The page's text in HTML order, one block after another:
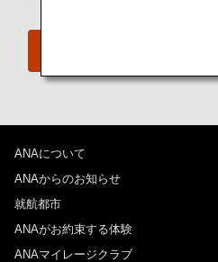
ANAについて
ANAからのお知らせ
就航都市
ANAがお約束する体験
ANAマイレージクラブ